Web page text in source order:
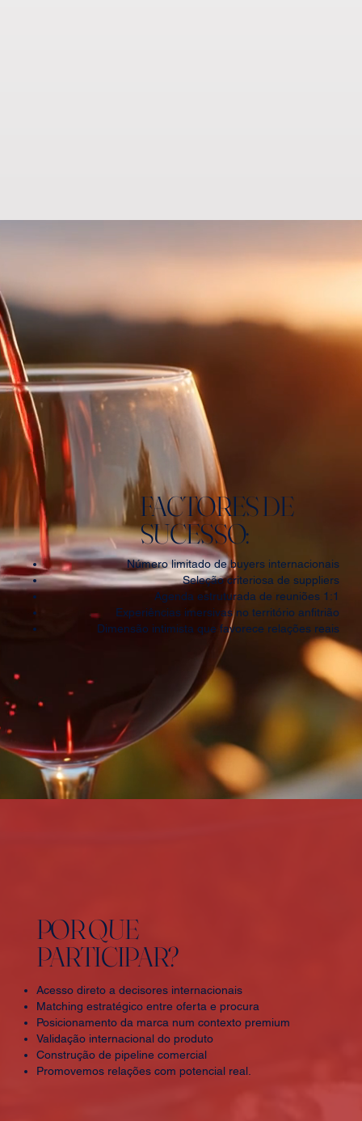
FACTORES DE
SUCESSO:
Número limitado de buyers internacionais
Seleção criteriosa de suppliers
Agenda estruturada de reuniões 1:1
Experiências imersivas no território anfitrião
Dimensão intimista que favorece relações reais
POR QUE
PARTICIPAR?
Acesso direto a decisores internacionais
Matching estratégico entre oferta e procura
Posicionamento da marca num contexto premium
Validação internacional do produto
Construção de pipeline comercial
Promovemos relações com potencial real.